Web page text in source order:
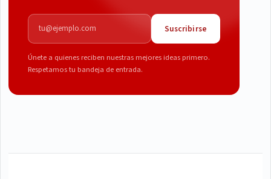
Correo electrónico
Suscribirse
Únete a quienes reciben nuestras mejores ideas primero.
Respetamos tu bandeja de entrada.